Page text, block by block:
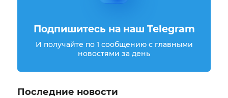
Подпишитесь на наш Telegram
И получайте по 1 сообщению с главными
новостями за день
Последние новости